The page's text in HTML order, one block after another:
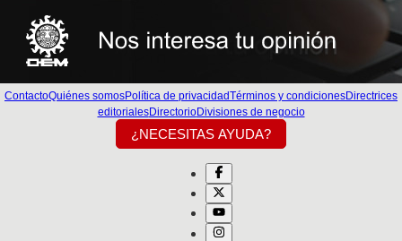
ContactoQuiénes somosPolítica de privacidadTérminos y condicionesDirectrices
editorialesDirectorioDivisiones de negocio
¿NECESITAS AYUDA?